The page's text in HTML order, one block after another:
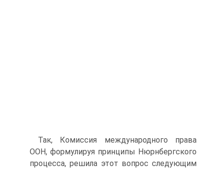
Так, Комиссия международного права
ООН, формулируя принципы Нюрнбергского
процесса, решила этот вопрос следующим